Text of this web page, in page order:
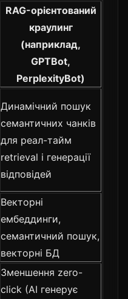
RAG-орієнтований
краулинг
(наприклад,
GPTBot,
PerplexityBot)
Динамічний пошук
семантичних чанків
для реал-тайм
retrieval і генерації
відповідей
Векторні
ембеддинги,
семантичний пошук,
векторні БД
Зменшення zero-
click (AI генерує